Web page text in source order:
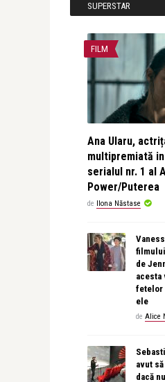
SUPERSTAR
FILM
Ana Ularu,
multipremiată
serialul nr. 1 al
Power/Puterea
de Ilona Năstase
filmului
de
fetelor
ele
de Alice
avut
dacă